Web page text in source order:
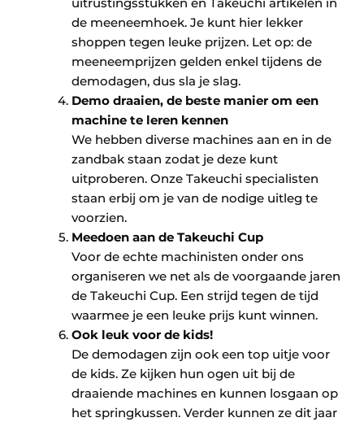
de meeneemhoek. Je kunt hier lekker
shoppen tegen leuke prijzen. Let op: de
meeneemprijzen gelden enkel tijdens de
demodagen, dus sla je slag.
Demo draaien, de beste manier om een
machine te leren kennen
We hebben diverse machines aan en in de
zandbak staan zodat je deze kunt
uitproberen. Onze Takeuchi specialisten
staan erbij om je van de nodige uitleg te
voorzien.
Meedoen aan de Takeuchi Cup
Voor de echte machinisten onder ons
organiseren we net als de voorgaande jaren
de Takeuchi Cup. Een strijd tegen de tijd
waarmee je een leuke prijs kunt winnen.
Ook leuk voor de kids!
De demodagen zijn ook een top uitje voor
de kids. Ze kijken hun ogen uit bij de
draaiende machines en kunnen losgaan op
het springkussen. Verder kunnen ze dit jaar